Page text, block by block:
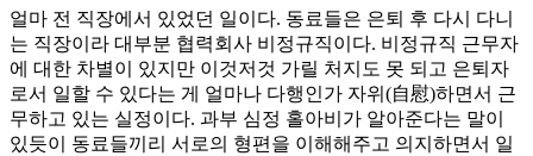
얼마 전 직장에서 있었던 일이다. 동료들은 은퇴 후 다시 다니
는 직장이라 대부분 협력회사 비정규직이다. 비정규직 근무자
에 대한 차별이 있지만 이것저것 가릴 처지도 못 되고 은퇴자
로서 일할 수 있다는 게 얼마나 다행인가 자위(自慰)하면서 근
무하고 있는 실정이다. 과부 심정 홀아비가 알아준다는 말이
있듯이 동료들끼리 서로의 형편을 이해해주고 의지하면서 일